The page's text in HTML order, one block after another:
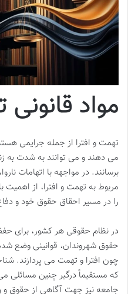
مواد قانونی
تهمت و افترا از جمله جرایمی
می دهند و می توانند به شدت
برسانند. در مواجهه با اتهامات
مربوط به تهمت و افترا، از اهمیت
را در مسیر احقاق حقوق خود و
در نظام حقوقی هر کشور، برای
حقوق شهروندان، قوانینی وضع
چون افترا و تهمت می پردازند.
که مستقیماً درگیر چنین مسائلی
جامعه نیز جهت آگاهی از حقوق و